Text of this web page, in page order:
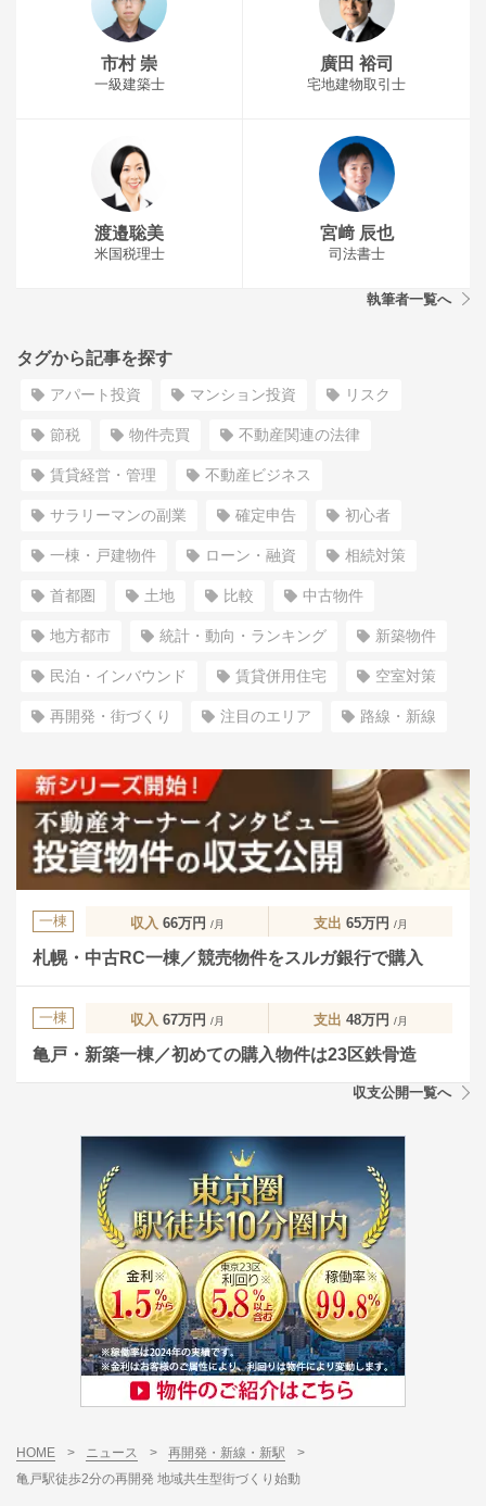
市村 崇
一級建築士
廣田 裕司
宅地建物取引士
渡邉聡美
米国税理士
宮﨑 辰也
司法書士
執筆者一覧へ
タグから記事を探す
アパート投資 マンション投資 リスク
節税 物件売買 不動産関連の法律
賃貸経営・管理 不動産ビジネス
サラリーマンの副業 確定申告 初心者
一棟・戸建物件 ローン・融資 相続対策
首都圏 土地 比較 中古物件
地方都市 統計・動向・ランキング 新築物件
民泊・インバウンド 賃貸併用住宅 空室対策
再開発・街づくり 注目のエリア 路線・新線
一棟 収入 66万円 /月 支出 65万円 /月
札幌・中古RC一棟／競売物件をスルガ銀行で購入
一棟 収入 67万円 /月 支出 48万円 /月
亀戸・新築一棟／初めての購入物件は23区鉄骨造
収支公開一覧へ
HOME > ニュース > 再開発・新線・新駅
>
亀戸駅徒歩2分の再開発 地域共生型街づくり始動